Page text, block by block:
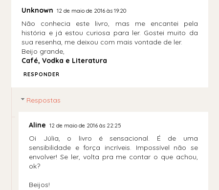
Unknown 12 de maio de 2016 às 19:20
Não conhecia este livro, mas me encantei pela
história e já estou curiosa para ler. Gostei muito da
sua resenha, me deixou com mais vontade de ler.
Beijo grande,
Café, Vodka e Literatura
RESPONDER
Respostas
Aline 12 de maio de 2016 às 22:25
Oi Júlia, o livro é sensacional. É de uma
sensibilidade e força incríveis. Impossível não se
envolver! Se ler, volta pra me contar o que achou,
ok?
Beijos!